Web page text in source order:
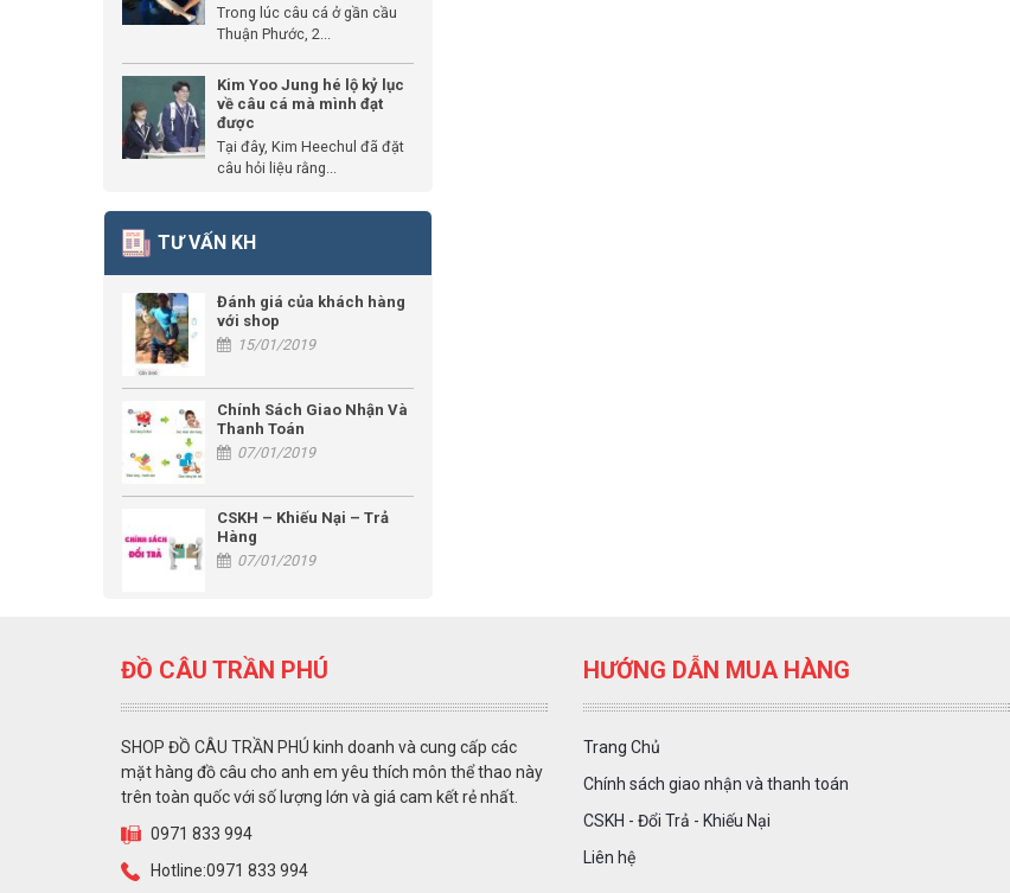
Trong lúc câu cá ở gần cầu
Thuận Phước, 2...
Kim Yoo Jung hé lộ kỷ lục
về câu cá mà mình đạt
được
Tại đây, Kim Heechul đã đặt
câu hỏi liệu rằng...
TƯ VẤN KH
Đánh giá của khách hàng
với shop
15/01/2019
Chính Sách Giao Nhận Và
Thanh Toán
07/01/2019
CSKH – Khiếu Nại – Trả
Hàng
07/01/2019
ĐỒ CÂU TRẦN PHÚ
SHOP ĐỒ CÂU TRẦN PHÚ kinh doanh và cung cấp các
mặt hàng đồ câu cho anh em yêu thích môn thể thao này
trên toàn quốc với số lượng lớn và giá cam kết rẻ nhất.
0971 833 994
Hotline:0971 833 994
HƯỚNG DẪN MUA HÀNG
Trang Chủ
Chính sách giao nhận và thanh toán
CSKH - Đổi Trả - Khiếu Nại
Liên hệ